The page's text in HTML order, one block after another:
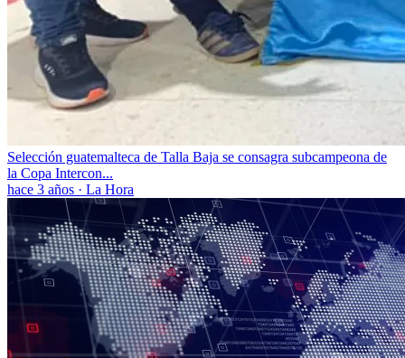
Selección guatemalteca de Talla Baja se consagra subcampeona de
la Copa Intercon...
hace 3 años · La Hora